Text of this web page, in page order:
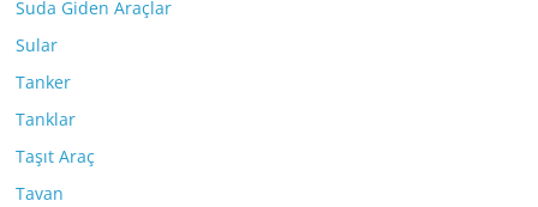
Suda Giden Araçlar
Sular
Tanker
Tanklar
Taşıt Araç
Tavan